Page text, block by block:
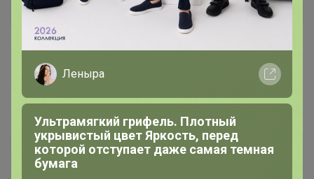
Магистр
Пгт Кедровый
alexandra17-89
Виртуоз СП
Леныра
Ультрамягкий грифель. Плотный
укрывистый цвет Яркость, перед
которой отступает даже самая темная
бумага